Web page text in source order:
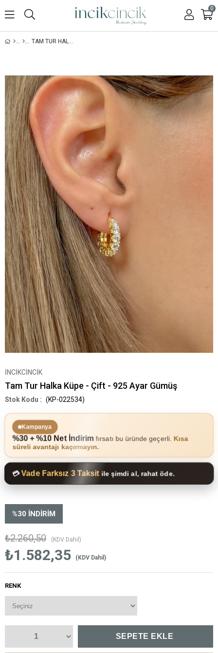
0
TAM TUR HALKA KÜPE - ÇIFT - 925 AYAR GÜMÜŞ
İNCİKCİNCİK
Tam Tur Halka Küpe - Çift - 925 Ayar Gümüş
(KP-022534)
Kampanya
%30 + %10 Net İndirimfırsatı bu üründe geçerli. Kısa
süreli avantajı kaçırmayın.
💳Vade Farksız 3 Taksitile şimdi al, rahat öde.
%30 İNDIRIM
₺2.260,50 (KDV Dahil)
₺1.582,35 (KDV Dahil)
RENK